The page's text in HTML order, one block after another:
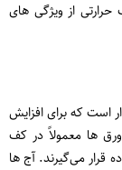
حرارتی از ویژگی ‌های
است که برای افزایش
ها معمولاً در کف‌
قرار می‌گیرند. آج‌ ها